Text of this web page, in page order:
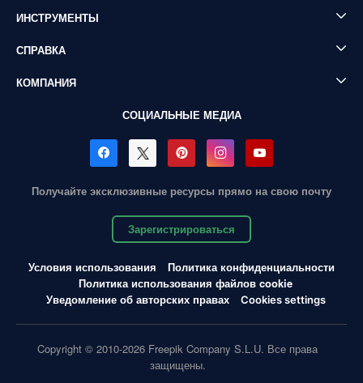
ИНСТРУМЕНТЫ
СПРАВКА
КОМПАНИЯ
СОЦИАЛЬНЫЕ МЕДИА
Получайте эксклюзивные ресурсы прямо на свою почту
Зарегистрироваться
Условия использования
Политика конфиденциальности
Политика использования файлов cookie
Уведомление об авторских правах
Cookies settings
Copyright © 2010-2026 Freepik Company S.L.U. Все права
защищены.